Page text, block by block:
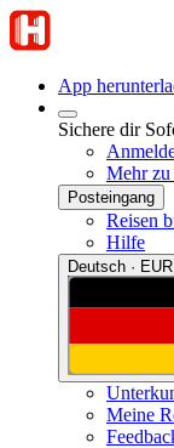
App
Sichere dir
Mehr zu
Posteingang
Reisen
Hilfe
Deutsch ·
Meine